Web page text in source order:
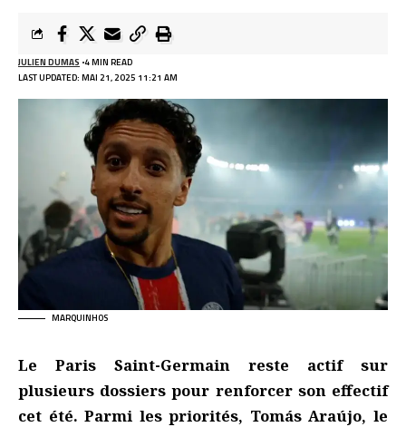
LAST UPDATED: MAI 21, 2025 11:21 AM
JULIEN DUMAS 4 MIN READ
MARQUINHOS
Le Paris Saint-Germain reste actif sur
plusieurs dossiers pour renforcer son effectif
cet été. Parmi les priorités, Tomás Araújo, le